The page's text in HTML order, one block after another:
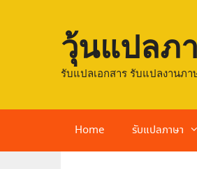
วุ้นแปลภ
รับแปลเอกสาร รับแปลงานภ
Home รับแปลภาษา